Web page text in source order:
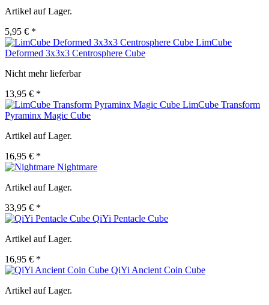
Artikel auf Lager.
5,95 € *
LimCube
Deformed 3x3x3 Centrosphere Cube
Nicht mehr lieferbar
13,95 € *
LimCube Transform
Pyraminx Magic Cube
Artikel auf Lager.
16,95 € *
Nightmare
Artikel auf Lager.
33,95 € *
QiYi Pentacle Cube
Artikel auf Lager.
16,95 € *
QiYi Ancient Coin Cube
Artikel auf Lager.